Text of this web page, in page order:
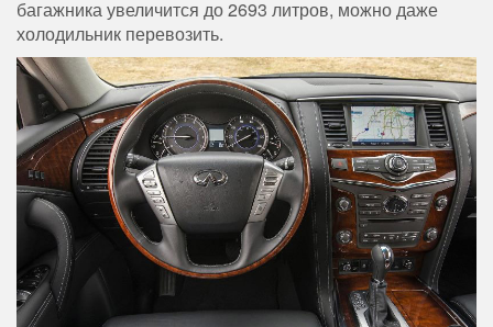
багажника увеличится до 2693 литров, можно даже
холодильник перевозить.